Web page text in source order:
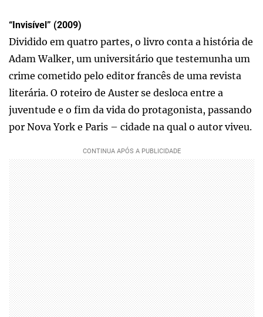
“Invisível” (2009)
Dividido em quatro partes, o livro conta a história de
Adam Walker, um universitário que testemunha um
crime cometido pelo editor francês de uma revista
literária. O roteiro de Auster se desloca entre a
juventude e o fim da vida do protagonista, passando
por Nova York e Paris – cidade na qual o autor viveu.